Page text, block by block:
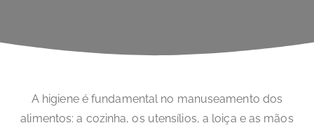
A higiene é fundamental no manuseamento dos
alimentos: a cozinha, os utensílios, a loiça e as mãos